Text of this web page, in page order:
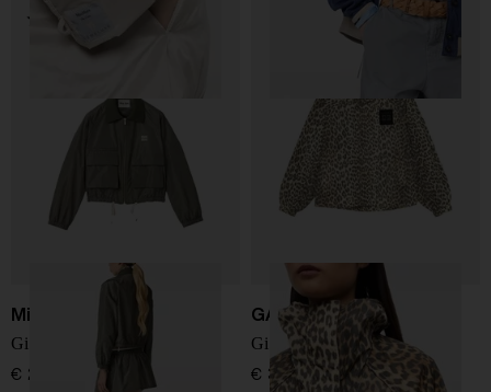
Miu Miu
Giacca blouson con zip
€ 2.400,00
GANNI
Giacca blouson in nylon
€ 395,00